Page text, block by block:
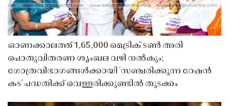
ഓണക്കാലത്ത് 1,65,000 മെട്രിക് ടൺ അരി
പൊതുവിതരണ ശൃംഖല വഴി നൽകും;
ഗോത്രവിഭാഗങ്ങൾക്കായി 'സഞ്ചരിക്കുന്ന റേഷൻ
കട' പദ്ധതിക്ക് വെള്ളരിക്കുണ്ടിൽ തുടക്കം